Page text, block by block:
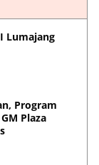
Lumajang
Program
Plaza